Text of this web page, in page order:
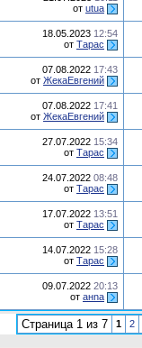
от utua
18.05.2023 12:54
от Тарас
07.08.2022 17:43
от ЖекаЕвгений
07.08.2022 17:41
от ЖекаЕвгений
27.07.2022 15:34
от Тарас
24.07.2022 08:48
от Тарас
17.07.2022 13:51
от Тарас
14.07.2022 15:28
от Тарас
09.07.2022 20:13
от анnа
Страница 1 из 7 1 2